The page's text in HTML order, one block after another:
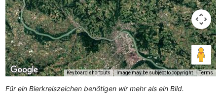
Keyboard shortcuts Image may be subject to copyright Terms
Für ein Bierkreiszeichen benötigen wir mehr als ein Bild.